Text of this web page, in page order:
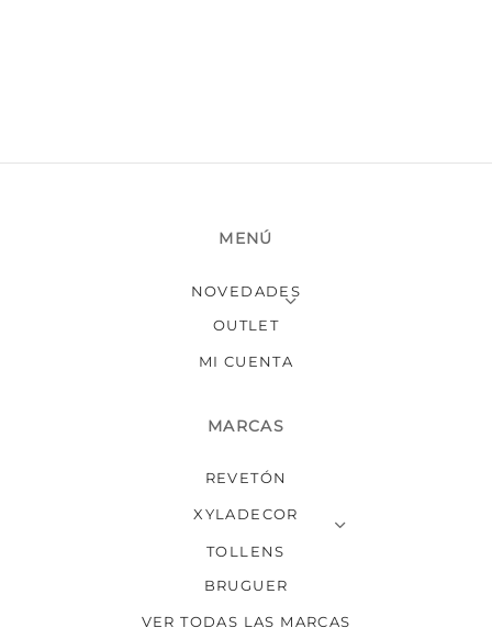
MENÚ
NOVEDADES
OUTLET
MI CUENTA
MARCAS
REVETÓN
XYLADECOR
TOLLENS
BRUGUER
VER TODAS LAS MARCAS